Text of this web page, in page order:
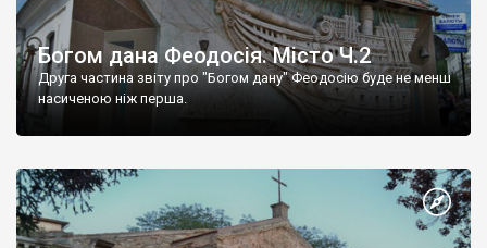
Богом дана Феодосія. Місто Ч.2
Друга частина звіту про "Богом дану" Феодосію буде не менш
насиченою ніж перша.